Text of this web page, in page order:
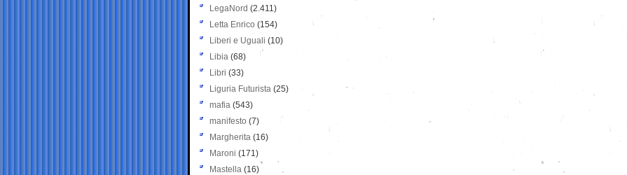
LegaNord (2.411)
Letta Enrico (154)
Liberi e Uguali (10)
Libia (68)
Libri (33)
Liguria Futurista (25)
mafia (543)
manifesto (7)
Margherita (16)
Maroni (171)
Mastella (16)